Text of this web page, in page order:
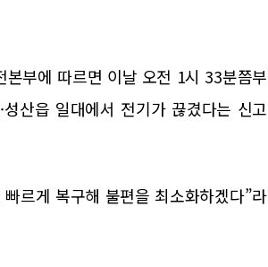
부에 따르면 이날 오전 1시 33분쯤부
성산읍 일대에서 전기가 끊겼다는 신고
르게 복구해 불편을 최소화하겠다”라